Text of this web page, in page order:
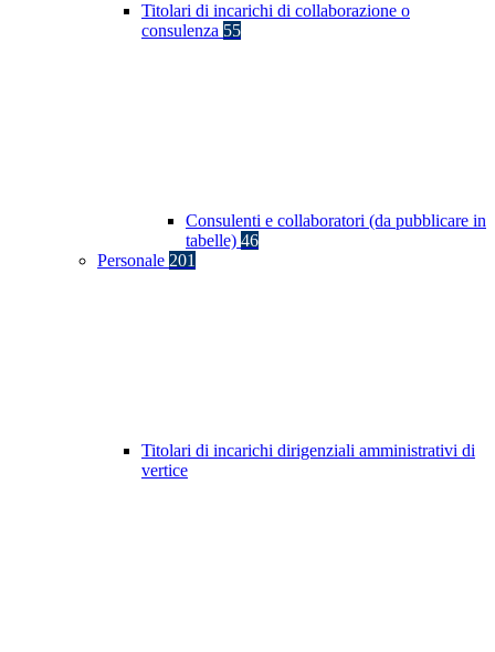
Titolari di incarichi di collaborazione o
consulenza 55
Consulenti e collaboratori (da pubblicare in
tabelle) 46
Personale 201
Titolari di incarichi dirigenziali amministrativi di
vertice